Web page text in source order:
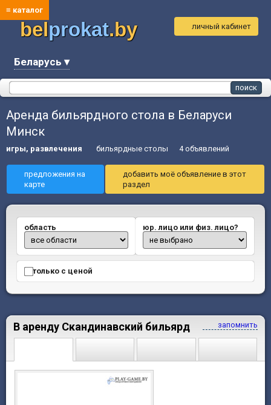
≡ каталог
belprokat.by
Беларусь ▾
личный кабинет
Аренда бильярдного стола в Беларуси
Минск
игры, развлечения бильярдные столы 4 объявлений
предложения на
карте
добавить моё объявление в этот
раздел
область юр. лицо или физ. лицо?
только с ценой
запомнить
В аренду Скандинавский бильярд